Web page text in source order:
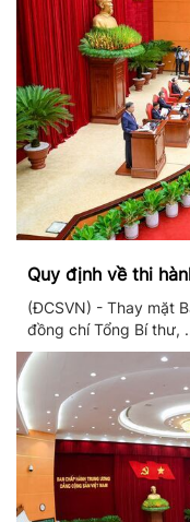
Quy định về thi
(ĐCSVN) - Thay mặt
đồng chí Tổng Bí thư,